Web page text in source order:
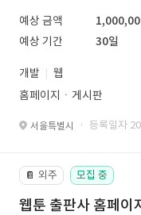
예상 금액
예상 기간
30일
개발
웹
홈페이지ㆍ게시판
서울특별시 · 등록일자
📔 외주 모집 중
웹툰 출판사 홈페이